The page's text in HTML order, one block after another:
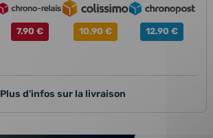
7.90 € 10.90 € 12.90 €
Plus d'infos sur la livraison